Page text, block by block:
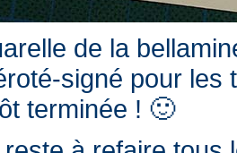
de la
signé pour les
terminée ! 🙂